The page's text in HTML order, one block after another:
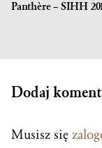
Panthère – SIHH
Dodaj
Musisz się